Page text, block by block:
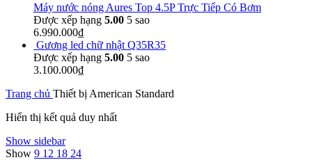
Máy nước nóng Aures Top 4.5P Trực Tiếp Có Bơm
Được xếp hạng 5.00 5 sao
6.990.000₫
Gương led chữ nhật Q35R35
Được xếp hạng 5.00 5 sao
3.100.000₫
Trang chủ Thiết bị American Standard
Hiển thị kết quả duy nhất
Show sidebar
Show 9 12 18 24